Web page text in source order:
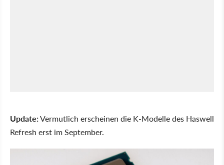
Update:Vermutlich erscheinen die K-Modelle des Haswell
Refresh erst im September.